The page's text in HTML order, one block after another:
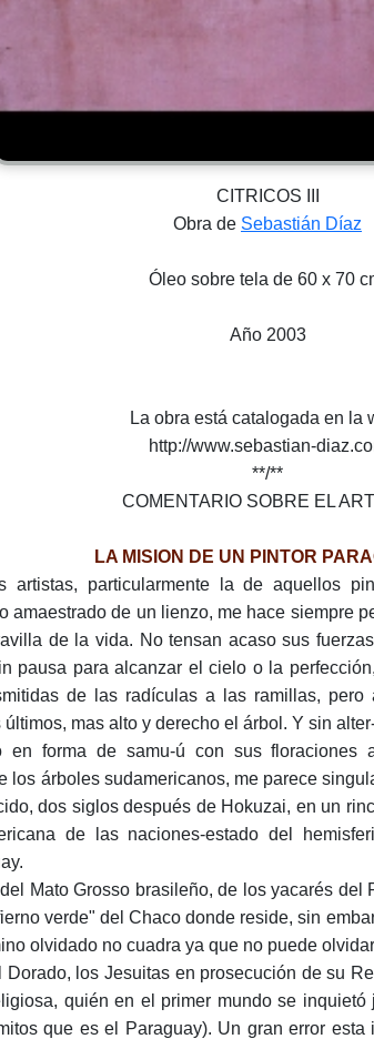
CITRICOS III
Obra de Sebastián Díaz
Óleo sobre tela de 60 x 70
Año 2003
La obra está catalogada en la
http://www.sebastian-
**/**
COMENTARIO SOBRE EL
LA MISION DE UN PINTOR
particularmente la de aquellos
amaestrado de un lienzo, me hace siempre
de la vida. No tensan acaso sus
pausa para alcanzar el cielo o la
de las radículas a las ramillas,
mas alto y derecho el árbol. Y sin
en forma de samu-ú con sus floraciones
los árboles sudamericanos, me parece
dos siglos después de Hokuzai, en un
de las naciones-estado del
Mato Grosso brasileño, de los yacarés
verde" del Chaco donde reside, sin
olvidado no cuadra ya que no puede
Dorado, los Jesuitas en prosecución de su
quién en el primer mundo se
que es el Paraguay). Un gran error